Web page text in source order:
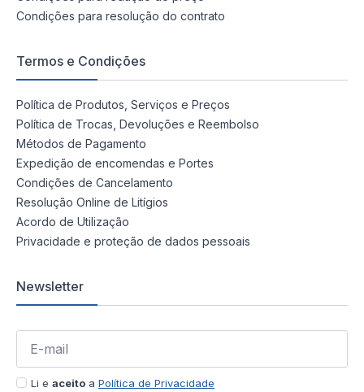
Condições para resolução do contrato
Termos e Condições
Política de Produtos, Serviços e Preços
Política de Trocas, Devoluções e Reembolso
Métodos de Pagamento
Expedição de encomendas e Portes
Condições de Cancelamento
Resolução Online de Litígios
Acordo de Utilização
Privacidade e proteção de dados pessoais
Newsletter
Li e aceito a Política de Privacidade